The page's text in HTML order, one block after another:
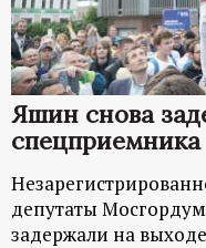
Яшин снова
спецприемника
депутаты
задержали на